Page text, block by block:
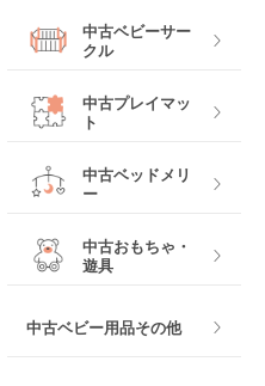
中古ベビーサー
クル
中古プレイマッ
ト
中古ベッドメリ
ー
中古おもちゃ・
遊具
中古ベビー用品その他